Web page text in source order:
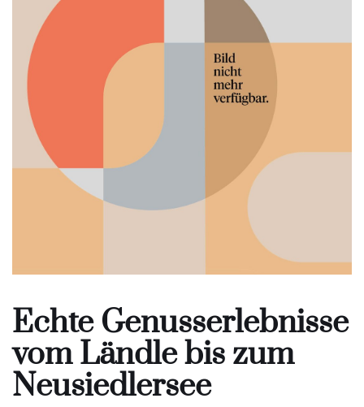
Echte Genusserlebnisse
vom Ländle bis zum
Neusiedlersee